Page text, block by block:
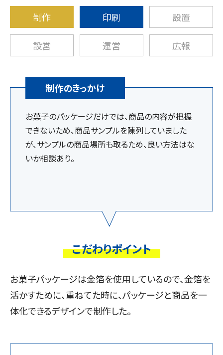
制作 印刷 設置
設営 運営 広報
制作のきっかけ
お菓子のパッケージだけでは、商品の内容が把握
できないため、商品サンプルを陳列していました
が、サンプルの商品場所も取るため、良い方法はな
いか相談あり。
こだわりポイント
お菓子パッケージは金箔を使用しているので、金箔を
活かすために、重ねてた時に、パッケージと商品を一
体化できるデザインで制作した。